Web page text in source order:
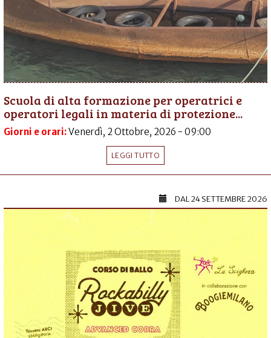
Scuola di alta formazione per operatrici e
operatori legali in materia di protezione...
Giorni e orari:Venerdì, 2 Ottobre, 2026 - 09:00
LEGGI TUTTO
DAL24 SETTEMBRE 2026